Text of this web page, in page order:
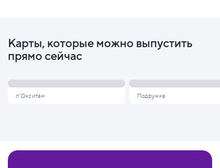
Карты, которые можно выпустить
прямо сейчас
л'Окситан Подружка